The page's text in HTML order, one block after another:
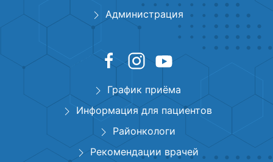
Администрация
График приёма
Информация для пациентов
Районкологи
Рекомендации врачей